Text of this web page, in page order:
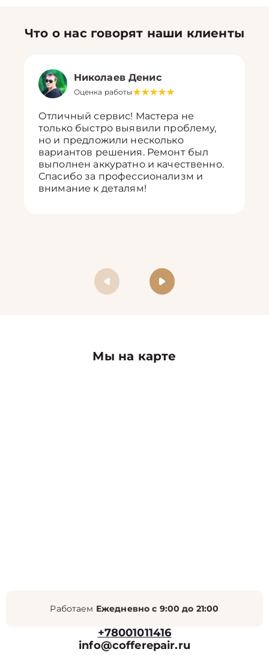
Что о нас говорят наши клиенты
Николаев Денис
Оценка работы
Отличный сервис! Мастера не
только быстро выявили проблему,
но и предложили несколько
вариантов решения. Ремонт был
выполнен аккуратно и качественно.
Спасибо за профессионализм и
внимание к деталям!
Мы на карте
Работаем Ежедневно с 9:00 до 21:00
+78001011416
info@cofferepair.ru